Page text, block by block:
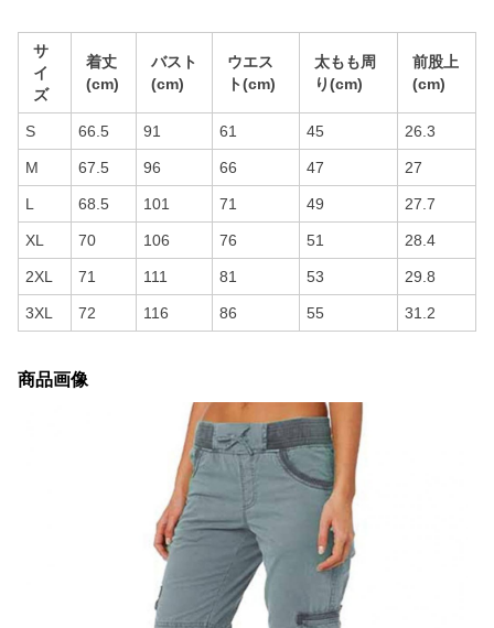
サ
イ
ズ
着丈
(cm)
バスト
(cm)
ウエス
ト(cm)
太もも周
り(cm)
前股上
(cm)
S 66.5 91 61 45 26.3
M 67.5 96 66 47 27
L 68.5 101 71 49 27.7
XL 70 106 76 51 28.4
2XL 71 111 81 53 29.8
3XL 72 116 86 55 31.2
商品画像